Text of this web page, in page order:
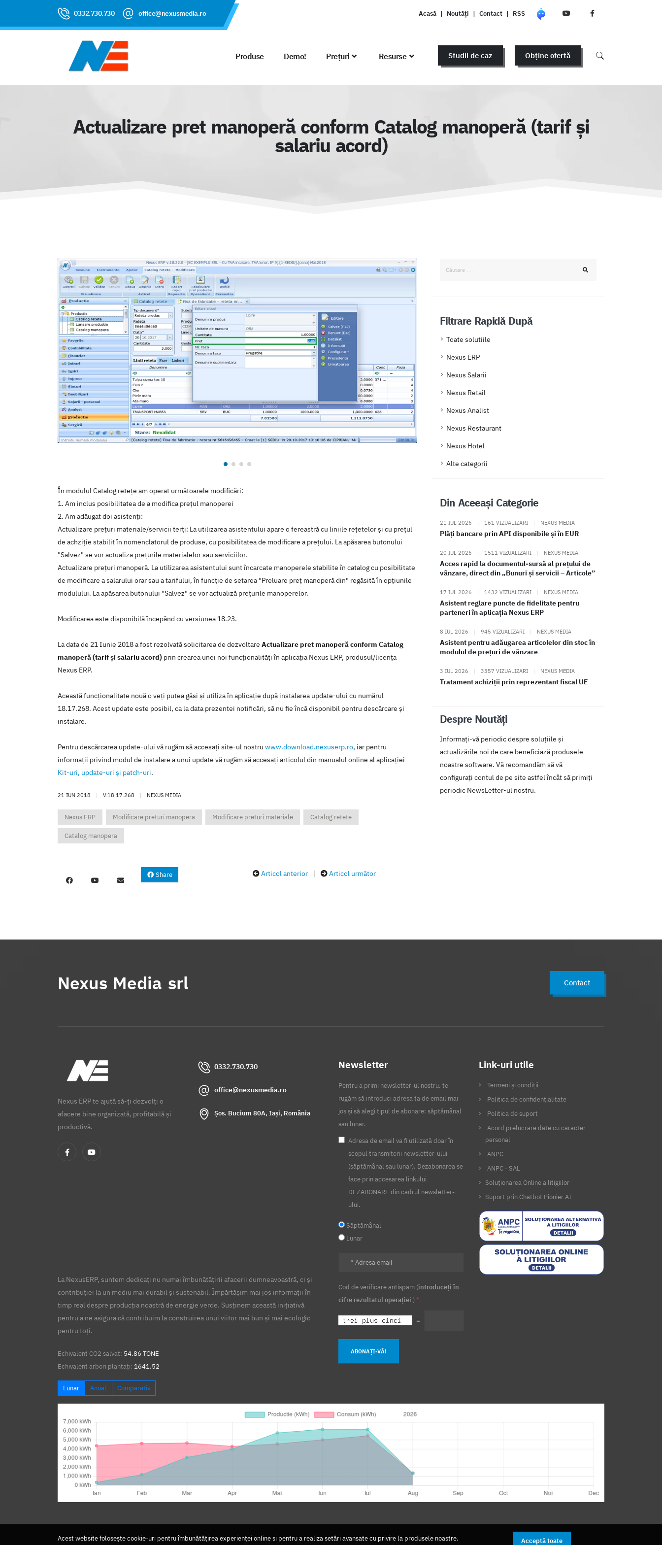
Acest website folosește cookie-uri pentru îmbunătățirea experienței online si pentru a realiza setări avansate cu privire la produsele noastre. Acceptă toate
0332.730.730 office@nexusmedia.ro Acasă | Noutăți | Contact | RSS
Produse Demo! Prețuri Resurse Studii de caz Obține ofertă
Actualizare pret manoperă conform Catalog manoperă (tarif și
salariu acord)
În modulul Catalog retețe am operat următoarele modificări:
1. Am inclus posibilitatea de a modifica prețul manoperei
2. Am adăugat doi asistenți:
Actualizare prețuri materiale/servicii terți: La utilizarea asistentului apare o fereastră cu liniile rețetelor și cu prețul
de achziție stabilit în nomenclatorul de produse, cu posibilitatea de modificare a prețului. La apăsarea butonului
"Salvez" se vor actualiza prețurile materialelor sau serviciilor.
Actualizare prețuri manoperă. La utilizarea asistentului sunt încarcate manoperele stabilite în catalog cu posibilitate
de modificare a salarului orar sau a tarifului, în funcție de setarea "Preluare preț manoperă din" regăsită în opțiunile
modulului. La apăsarea butonului "Salvez" se vor actualiză prețurile manoperelor.
Modificarea este disponibilă începând cu versiunea 18.23.
La data de 21 Iunie 2018 a fost rezolvată solicitarea de dezvoltare Actualizare pret manoperă conform Catalog
manoperă (tarif și salariu acord) prin crearea unei noi funcţionalităţi în aplicaţia Nexus ERP, produsul/licenţa
Nexus ERP.
Această funcţionalitate nouă o veţi putea găsi şi utiliza în aplicaţie după instalarea update-ului cu numărul
18.17.268. Acest update este posibil, ca la data prezentei notificări, să nu fie încă disponibil pentru descărcare şi
instalare.
Pentru descărcarea update-ului vă rugăm să accesaţi site-ul nostru www.download.nexuserp.ro, iar pentru
informaţii privind modul de instalare a unui update vă rugăm să accesaţi articolul din manualul online al aplicaţiei
Kit-uri, update-uri şi patch-uri.
21 IUN 2018 | V.18.17.268 | NEXUS MEDIA
Nexus ERP Modificare preturi manopera Modificare preturi materiale Catalog retete
Catalog manopera
Share Articol anterior | Articol următor
Filtrare Rapidă După
Toate solutiile
Nexus ERP
Nexus Salarii
Nexus Retail
Nexus Analist
Nexus Restaurant
Nexus Hotel
Alte categorii
Din Aceeași Categorie
21 IUL 2026 | 161 VIZUALIZARI | NEXUS MEDIA
Plăți bancare prin API disponibile și în EUR
20 IUL 2026 | 1511 VIZUALIZARI | NEXUS MEDIA
Acces rapid la documentul-sursă al prețului de
vânzare, direct din „Bunuri și servicii – Articole”
17 IUL 2026 | 1432 VIZUALIZARI | NEXUS MEDIA
Asistent reglare puncte de fidelitate pentru
parteneri în aplicația Nexus ERP
8 IUL 2026 | 945 VIZUALIZARI | NEXUS MEDIA
Asistent pentru adăugarea articolelor din stoc în
modulul de prețuri de vânzare
3 IUL 2026 | 3357 VIZUALIZARI | NEXUS MEDIA
Tratament achiziții prin reprezentant fiscal UE
Despre Noutăți
Informați-vă periodic despre soluțiile și
actualizările noi de care beneficiază produsele
noastre software. Vă recomandăm să vă
configurați contul de pe site astfel încât să primiți
periodic NewsLetter-ul nostru.
Nexus Media srl Contact
Nexus ERP te ajută să-ți dezvolți o
afacere bine organizată, profitabilă și
productivă.
0332.730.730
office@nexusmedia.ro
Șos. Bucium 80A, Iași, România
Newsletter
Pentru a primi newsletter-ul nostru, te
rugăm să introduci adresa ta de email mai
jos și să alegi tipul de abonare: săptămânal
sau lunar.
Adresa de email va fi utilizată doar în
scopul transmiterii newsletter-ului
(săptămânal sau lunar). Dezabonarea se
face prin accesarea linkului
DEZABONARE din cadrul newsletter-
ului.
Săptămânal
Lunar
Cod de verificare antispam (introduceți în
cifre rezultatul operației ) *
=
ABONAȚI-VĂ!
Link-uri utile
Termeni și condiții
Politica de confidențialitate
Politica de suport
Acord prelucrare date cu caracter
personal
ANPC
ANPC - SAL
Soluționarea Online a litigiilor
Suport prin Chatbot Pionier AI
La NexusERP, suntem dedicați nu numai îmbunătățirii afacerii dumneavoastră, ci și
contribuției la un mediu mai durabil și sustenabil. Împărtășim mai jos informații în
timp real despre producția noastră de energie verde. Susținem această inițiativă
pentru a ne asigura că contribuim la construirea unui viitor mai bun și mai ecologic
pentru toți.
Echivalent CO2 salvat: 54.86 TONE
Echivalent arbori plantați: 1641.52
Lunar Anual Comparativ